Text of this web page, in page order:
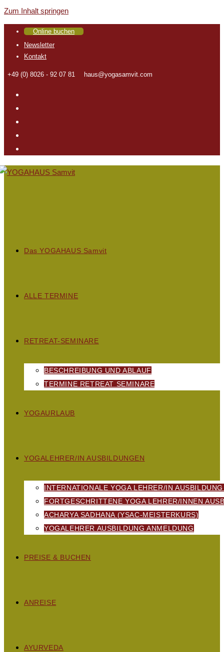
Zum Inhalt springen
Online buchen
Newsletter
Kontakt
+49 (0) 8026 - 92 07 81 haus@yogasamvit.com
Das YOGAHAUS Samvit
ALLE TERMINE
RETREAT-SEMINARE
BESCHREIBUNG UND ABLAUF
TERMINE RETREAT SEMINARE
YOGAURLAUB
YOGALEHRER/IN AUSBILDUNGEN
INTERNATIONALE YOGA LEHRER/IN
FORTGESCHRITTENE YOGA LEHRER/INNEN
ACHARYA SADHANA (YSAC-MEISTERKURS)
YOGALEHRER AUSBILDUNG ANMELDUNG
PREISE & BUCHEN
ANREISE
AYURVEDA